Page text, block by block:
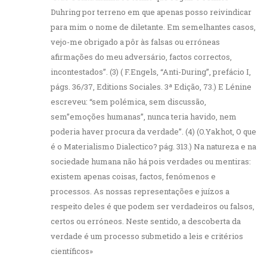
Duhring por terreno em que apenas posso reivindicar
para mim o nome de diletante. Em semelhantes casos,
vejo-me obrigado a pôr às falsas ou erróneas
afirmações do meu adversário, factos correctos,
incontestados”. (3) ( F.Engels, “Anti-During”, prefácio I,
págs. 36/37, Editions Sociales. 3ª Edição, 73.) E Lénine
escreveu: “sem polémica, sem discussão,
sem”emoções humanas”, nunca teria havido, nem
poderia haver procura da verdade”. (4) (O.Yakhot, O que
é o Materialismo Dialectico? pág. 313.) Na natureza e na
sociedade humana não há pois verdades ou mentiras:
existem apenas coisas, factos, fenómenos e
processos. As nossas representações e juízos a
respeito deles é que podem ser verdadeiros ou falsos,
certos ou erróneos. Neste sentido, a descoberta da
verdade é um processo submetido a leis e critérios
científicos»